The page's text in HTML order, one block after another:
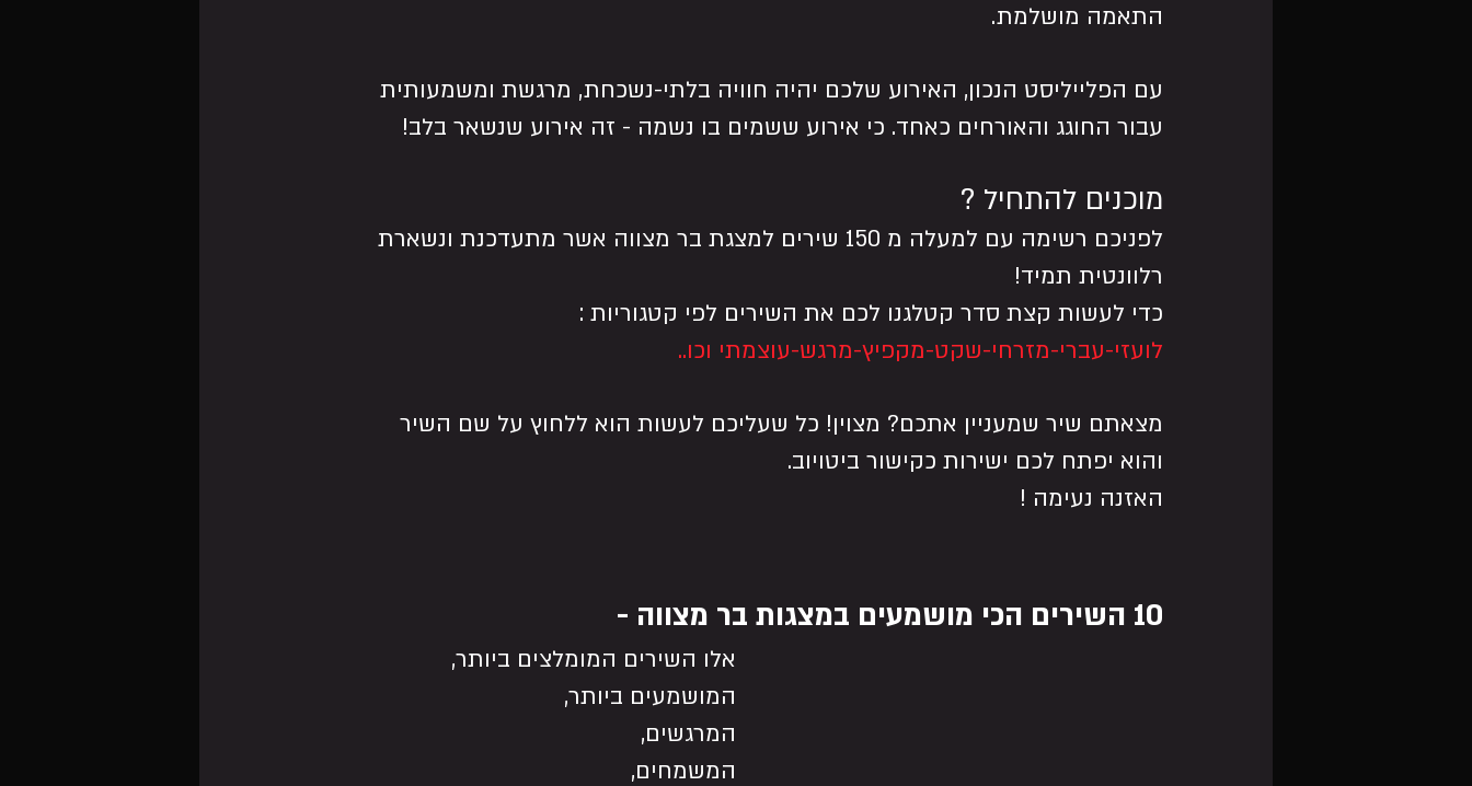
התאמה מושלמת.
עם הפלייליסט הנכון, האירוע שלכם יהיה חוויה בלתי-נשכחת, מרגשת ומשמעותית
עבור החוגג והאורחים כאחד. כי אירוע ששמים בו נשמה - זה אירוע שנשאר בלב!
מוכנים להתחיל ?
לפניכם רשימה עם למעלה מ 150 שירים למצגת בר מצווה אשר מתעדכנת ונשארת
רלוונטית תמיד!
כדי לעשות קצת סדר קטלגנו לכם את השירים לפי קטגוריות :
לועזי-עברי-מזרחי-שקט-מקפיץ-מרגש-עוצמתי וכו..
מצאתם שיר שמעניין אתכם? מצוין! כל שעליכם לעשות הוא ללחוץ על שם השיר
והוא יפתח לכם ישירות כקישור ביטויוב.
האזנה נעימה !
10 השירים הכי מושמעים במצגות בר מצווה -
אלו השירים המומלצים ביותר,
המושמעים ביותר,
המרגשים,
המשמחים,